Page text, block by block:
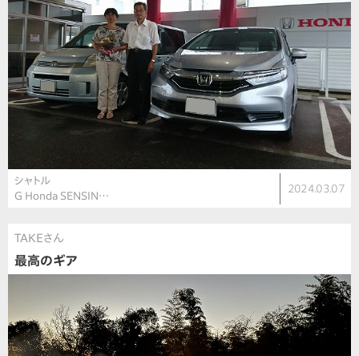
シャトル
G Honda SENSIN…
2024.03.07
TAKEさん
最高のギア